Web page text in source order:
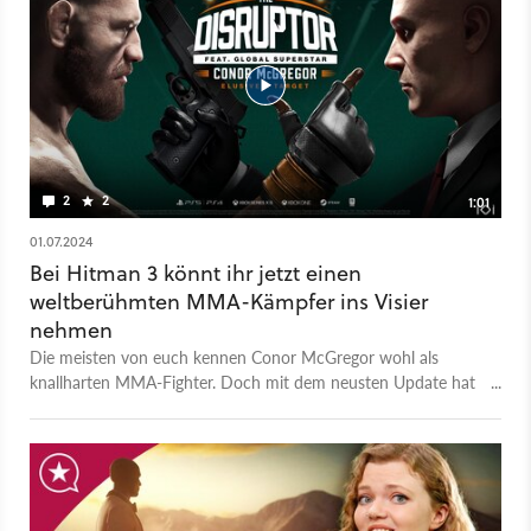
Chiffre macht, den kultigen Bösewicht aus dem 2006er Casino
Royale! Ihr habt 30 Tage Zeit, das neue Elusive Target um die
Ecke zu bringen. Für den Auftritt von Le Chiffre, verkörpert
von Mads Mikkelsen, wird die ursprüngliche Paris-Map von
2016 umgekrempelt, um zusätzliches Casino-Flair zu
erschaffen. Wer die Mission schafft, schaltet außerdem
exklusive Boni für James Bond: First Light frei, das
irgendwann 2026 erscheinen soll.
2 2
1:01
01.07.2024
Bei Hitman 3 könnt ihr jetzt einen
weltberühmten MMA-Kämpfer ins Visier
nehmen
Die meisten von euch kennen Conor McGregor wohl als
knallharten MMA-Fighter. Doch mit dem neusten Update hat
»World of Assassination« Attentatsziele, die nur für einen
begrenzten Zeitraum zur Verfügung stehen. Wenn
ihr McGregor auf die Bretter schicken wollt, müsst ihr euch als